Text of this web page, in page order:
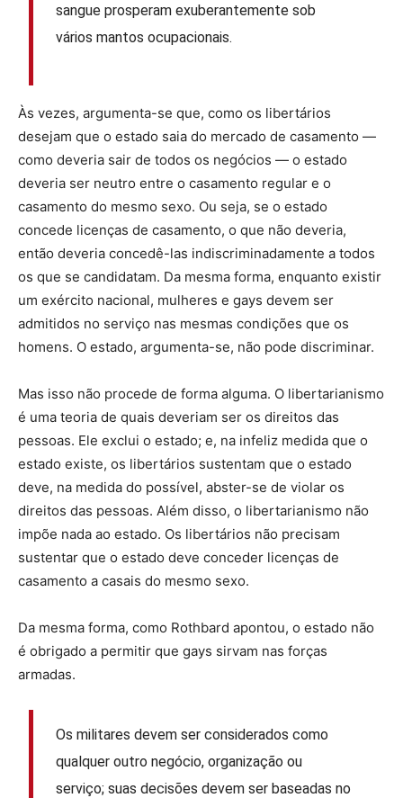
sangue prosperam exuberantemente sob
vários mantos ocupacionais.
Às vezes, argumenta-se que, como os libertários
desejam que o estado saia do mercado de casamento —
como deveria sair de todos os negócios — o estado
deveria ser neutro entre o casamento regular e o
casamento do mesmo sexo. Ou seja, se o estado
concede licenças de casamento, o que não deveria,
então deveria concedê-las indiscriminadamente a todos
os que se candidatam. Da mesma forma, enquanto existir
um exército nacional, mulheres e gays devem ser
admitidos no serviço nas mesmas condições que os
homens. O estado, argumenta-se, não pode discriminar.
Mas isso não procede de forma alguma. O libertarianismo
é uma teoria de quais deveriam ser os direitos das
pessoas. Ele exclui o estado; e, na infeliz medida que o
estado existe, os libertários sustentam que o estado
deve, na medida do possível, abster-se de violar os
direitos das pessoas. Além disso, o libertarianismo não
impõe nada ao estado. Os libertários não precisam
sustentar que o estado deve conceder licenças de
casamento a casais do mesmo sexo.
Da mesma forma, como Rothbard apontou, o estado não
é obrigado a permitir que gays sirvam nas forças
armadas.
Os militares devem ser considerados como
qualquer outro negócio, organização ou
serviço; suas decisões devem ser baseadas no